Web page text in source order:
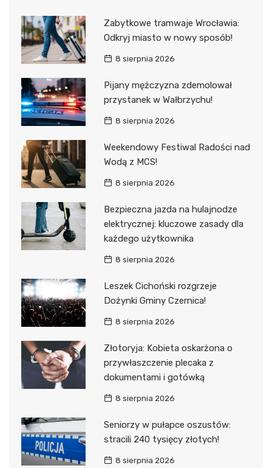
Zabytkowe tramwaje Wrocławia:
Odkryj miasto w nowy sposób!
8 sierpnia 2026
Pijany mężczyzna zdemolował
przystanek w Wałbrzychu!
8 sierpnia 2026
Weekendowy Festiwal Radości nad
Wodą z MCS!
8 sierpnia 2026
Bezpieczna jazda na hulajnodze
elektrycznej: kluczowe zasady dla
każdego użytkownika
8 sierpnia 2026
Leszek Cichoński rozgrzeje
Dożynki Gminy Czernica!
8 sierpnia 2026
Złotoryja: Kobieta oskarżona o
przywłaszczenie plecaka z
dokumentami i gotówką
8 sierpnia 2026
Seniorzy w pułapce oszustów:
stracili 240 tysięcy złotych!
8 sierpnia 2026